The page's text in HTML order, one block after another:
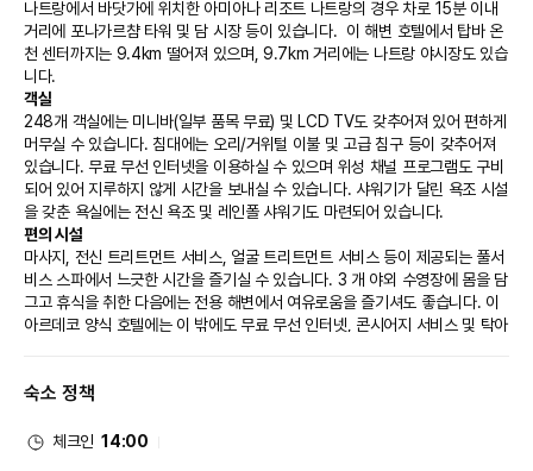
나트랑에서 바닷가에 위치한 아미아나 리조트 나트랑의 경우 차로 15분 이내
거리에 포나가르챰 타워 및 담 시장 등이 있습니다.  이 해변 호텔에서 탑바 온
천 센터까지는 9.4km 떨어져 있으며, 9.7km 거리에는 나트랑 야시장도 있습
니다.
객실
248개 객실에는 미니바(일부 품목 무료) 및 LCD TV도 갖추어져 있어 편하게
머무실 수 있습니다. 침대에는 오리/거위털 이불 및 고급 침구 등이 갖추어져
있습니다. 무료 무선 인터넷을 이용하실 수 있으며 위성 채널 프로그램도 구비
되어 있어 지루하지 않게 시간을 보내실 수 있습니다. 샤워기가 달린 욕조 시설
을 갖춘 욕실에는 전신 욕조 및 레인폴 샤워기도 마련되어 있습니다.
편의 시설
마사지, 전신 트리트먼트 서비스, 얼굴 트리트먼트 서비스 등이 제공되는 풀서
비스 스파에서 느긋한 시간을 즐기실 수 있습니다. 3 개 야외 수영장에 몸을 담
그고 휴식을 취한 다음에는 전용 해변에서 여유로움을 즐기셔도 좋습니다. 이
아르데코 양식 호텔에는 이 밖에도 무료 무선 인터넷, 콘시어지 서비스 및 탁아
식당
제공되며, 편하게 객실에서 24시간 룸서비스를 이용하실 수도 있습니다. 매일
숙소 정책
체크인 14:00